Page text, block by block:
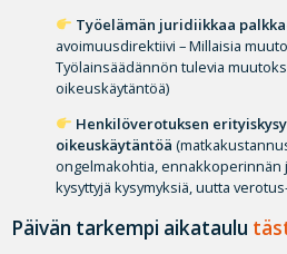
Työelämän juridiikkaa
avoimuusdirektiivi – Millaisia
Työlainsäädännön tulevia
oikeuskäytäntöä)
Henkilöverotuksen
oikeuskäytäntöä
ongelmakohtia,
kysyttyjä kysymyksiä, uutta
Päivän tarkempi aikataulu